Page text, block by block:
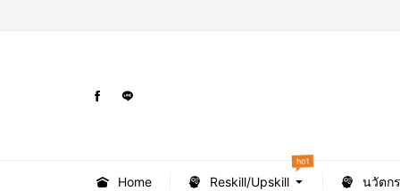
Home Reskill/Upskill
hot
นวัตก